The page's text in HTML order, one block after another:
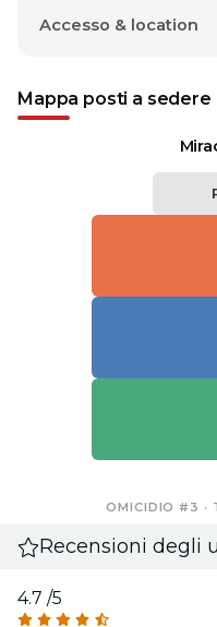
Accesso & location
Mappa posti a sedere
OMICIDIO #3 ·
Recensioni degli
4.7 /5